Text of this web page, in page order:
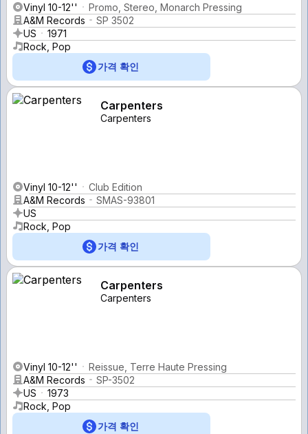
Vinyl 10-12''
Promo, Stereo, Monarch Pressing
A&M Records
SP 3502
US
1971
Rock, Pop
가격 확인
Carpenters
Carpenters
Vinyl 10-12''
Club Edition
A&M Records
SMAS-93801
US
Rock, Pop
가격 확인
Carpenters
Carpenters
Vinyl 10-12''
Reissue, Terre Haute Pressing
A&M Records
SP-3502
US
1973
Rock, Pop
가격 확인